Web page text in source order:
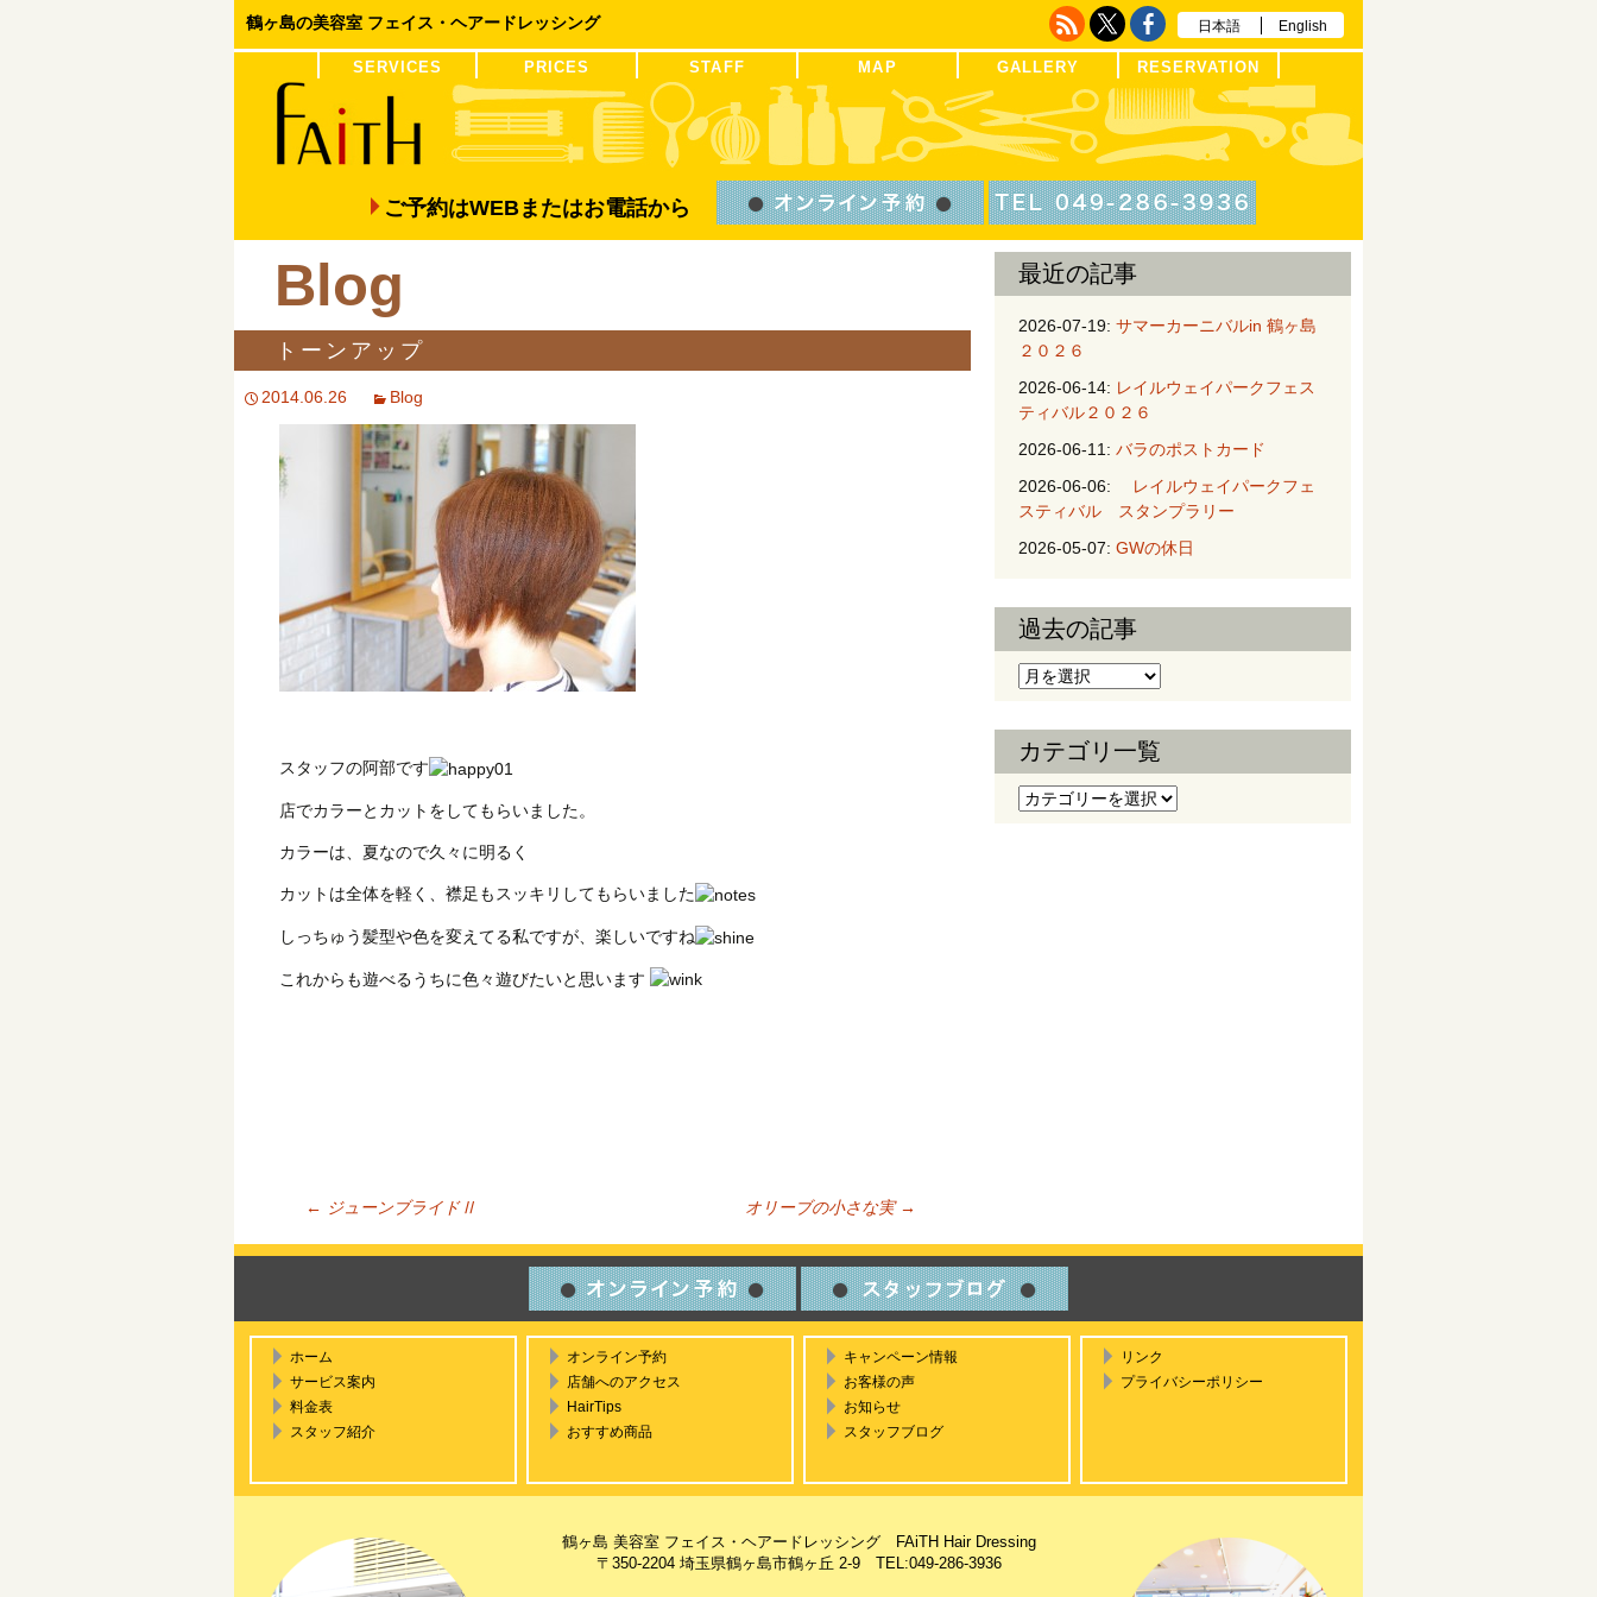
鶴ヶ島の美容室 フェイス・ヘアードレッシング 日本語 English
コンテンツへ移動SERVICES
COLOR
PERM
PRICES STAFF MAP GALLERY RESERVATION
ご予約はWEBまたはお電話から
Blog
トーンアップ
2014.06.26 Blog
スタッフの阿部です
店でカラーとカットをしてもらいました。
カラーは、夏なので久々に明るく
カットは全体を軽く、襟足もスッキリしてもらいました
しっちゅう髪型や色を変えてる私ですが、楽しいですね
これからも遊べるうちに色々遊びたいと思います
投稿ナビゲーション
← ジューンブライドⅡ オリーブの小さな実 →
最近の記事
2026-07-19: サマーカーニバルin 鶴ヶ島
２０２６
2026-06-14: レイルウェイパークフェス
ティバル２０２６
2026-06-11: バラのポストカード
2026-06-06:
レイルウェイパークフェ
スティバル スタンプラリー
2026-05-07: GWの休日
過去の記事
過去の記事
カテゴリ一覧
カテゴリ一覧
ホーム
サービス案内
料金表
スタッフ紹介
オンライン予約
店舗へのアクセス
HairTips
おすすめ商品
キャンペーン情報
お客様の声
お知らせ
スタッフブログ
リンク
プライバシーポリシー
鶴ヶ島 美容室 フェイス・ヘアードレッシング FAiTH Hair Dressing
〒350-2204 埼玉県鶴ヶ島市鶴ヶ丘 2-9 TEL:049-286-3936